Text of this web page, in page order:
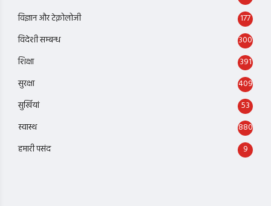
विज्ञान और टेक्नोलोजी
177
विदेशी सम्बन्ध
300
शिक्षा
391
सुरक्षा
409
सुर्खियां
53
स्वास्थ
880
हमारी पसंद
9